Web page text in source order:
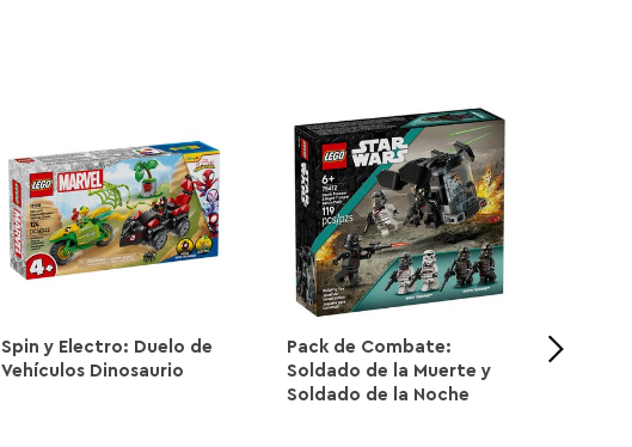
Spin y Electro: Duelo de
Vehículos Dinosaurio
Pack de Combate:
Soldado de la Muerte y
Soldado de la Noche